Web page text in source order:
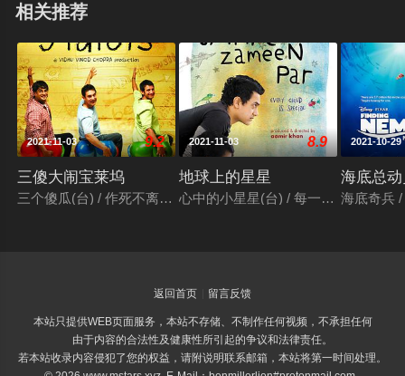
相关推荐
2021-11-03 9.2
三傻大闹宝莱坞
三个傻瓜(台) / 作死不离3兄弟(港) / 三个白痴 / 三个傻蛋 / 三个呆
2021-11-03 8.9
地球上的星星
心中的小星星(台) / 每一个孩子都是特
2021-10-29
海底总
海底奇兵
返回首页 留言反馈
本站只提供WEB页面服务，本站不存储、不制作任何视频，不承担任何
由于内容的合法性及健康性所引起的争议和法律责任。
若本站收录内容侵犯了您的权益，请附说明联系邮箱，本站将第一时间处理。